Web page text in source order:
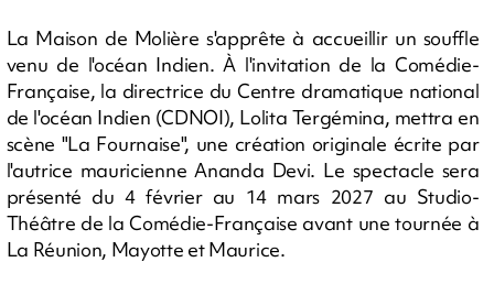
La Maison de Molière s'apprête à accueillir un souffle
venu de l'océan Indien. À l'invitation de la Comédie-
Française, la directrice du Centre dramatique national
de l'océan Indien (CDNOI), Lolita Tergémina, mettra en
scène "La Fournaise", une création originale écrite par
l'autrice mauricienne Ananda Devi. Le spectacle sera
présenté du 4 février au 14 mars 2027 au Studio-
Théâtre de la Comédie-Française avant une tournée à
La Réunion, Mayotte et Maurice.